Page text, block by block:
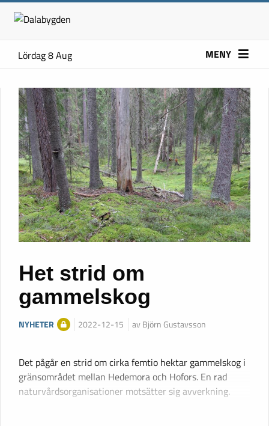
Lördag 8 Aug MENY
Het strid om
gammelskog
NYHETER 2022-12-15 av Björn Gustavsson
Det pågår en strid om cirka femtio hektar gammelskog i
gränsområdet mellan Hedemora och Hofors. En rad
naturvårdsorganisationer motsätter sig avverkning.